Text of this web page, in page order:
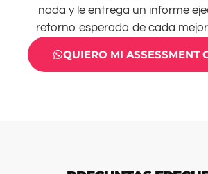
nada y le entrega un informe
retorno esperado de cada
QUIERO MI ASSESSMENT